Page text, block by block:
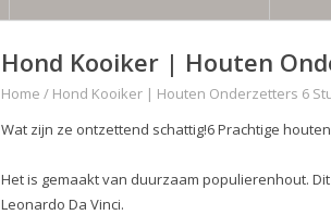
Hond Kooiker | Houten
Home / Hond Kooiker | Houten Onderzetters 6
Wat zijn ze ontzettend schattig!6 Prachtige
Het is gemaakt van duurzaam populierenhout.
Leonardo Da Vinci.